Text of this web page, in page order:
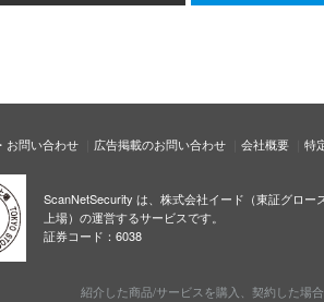
お問い合わせ 広告掲載のお問い合わせ 会社概要 特
ScanNetSecurity は、株式会社イード（東証グロー
上場）の運営するサービスです。
証券コード：6038
紹介した商品/サービスを購入、契約した場